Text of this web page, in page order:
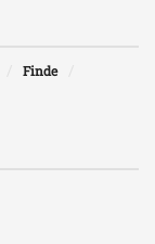
Finde